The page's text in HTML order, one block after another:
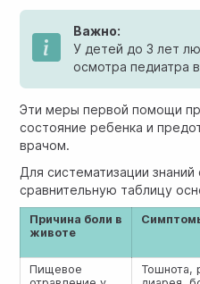
Важно:
У детей до 3 лет
осмотра педиатра
Эти меры первой помощи
состояние ребенка и
врачом.
Для систематизации
сравнительную таблицу
Причина боли в
животе
Пищевое
Тошнота,